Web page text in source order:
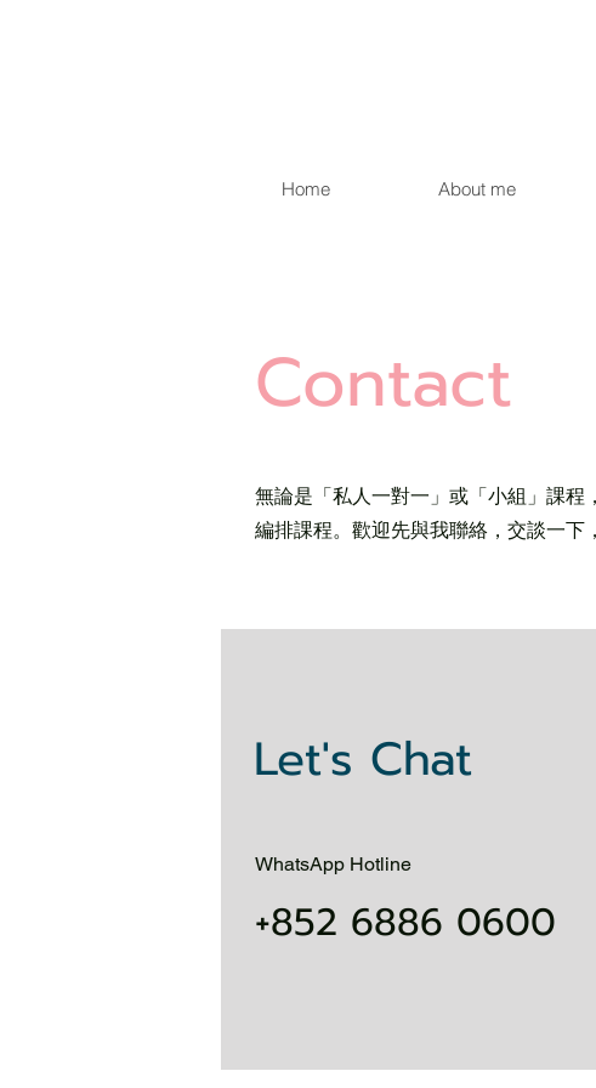
Home About me
Contact
無論是「私人一對一」或「小組」課程
編排課程。歡迎先與我聯絡，交談一下
Let's Chat
WhatsApp Hotline
+852 6886 0600